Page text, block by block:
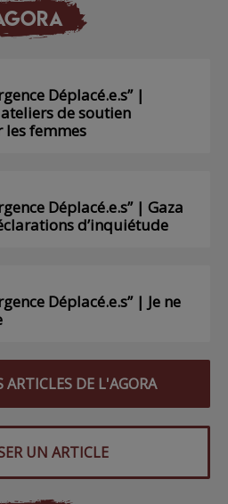
Déplacé.e.s” |
de soutien
femmes
Déplacé.e.s” | Gaza
d’inquiétude
Déplacé.e.s” | Je ne
ARTICLES DE L'AGORA
UN ARTICLE